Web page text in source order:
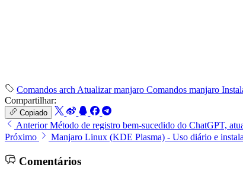
Comandos arch Atualizar manjaro Comandos manjaro
Compartilhar:
Copiado
AnteriorMétodo de registro bem-sucedido do ChatGPT,
Próximo
Manjaro Linux (KDE Plasma) - Uso diário e
Comentários